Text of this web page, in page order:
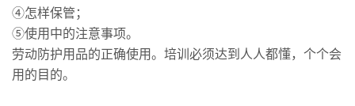
④怎样保管；
⑤使用中的注意事项。
劳动防护用品的正确使用。培训必须达到人人都懂，个个会
用的目的。